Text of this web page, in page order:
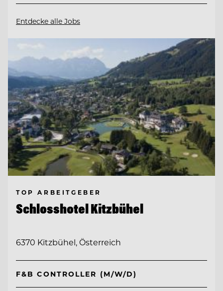
Entdecke alle Jobs
TOP ARBEITGEBER
Schlosshotel Kitzbühel
6370 Kitzbühel, Österreich
F&B CONTROLLER (M/W/D)